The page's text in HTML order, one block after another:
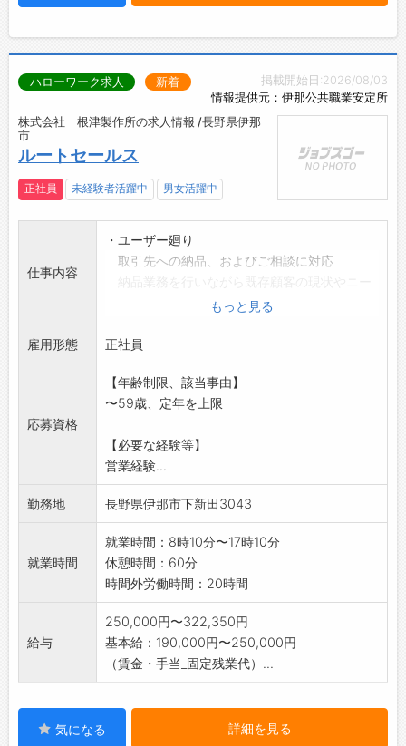
掲載開始日:2026/08/03
情報提供元：伊那公共職業安定所
ハローワーク求人 新着
株式会社 根津製作所の求人情報 /長野県伊那
市
ルートセールス
正社員 未経験者活躍中 男女活躍中
仕事内容
・ユーザー廻り
取引先への納品、およびご相談に対応
営業部門へ提案、説明などをする。
・外注の部品加工管理、外注廻り
業者への材料引取り、引き渡し他(上伊那、諏
訪方面)
*エリアは主に中南信地域、社有車(普通車バン)
*その他の運転をお願いする場合もあり
*未経験の方も一から指導しますので、ご安心く
ださい。
業務の変更範囲:変更なし
もっと見る
雇用形態 正社員
応募資格
【年齢制限、該当事由】
〜59歳、定年を上限
【必要な経験等】
営業経験...
勤務地 長野県伊那市下新田3043
就業時間
就業時間：8時10分〜17時10分
休憩時間：60分
時間外労働時間：20時間
給与
250,000円〜322,350円
基本給：190,000円〜250,000円
（賃金・手当_固定残業代）...
気になる 詳細を見る